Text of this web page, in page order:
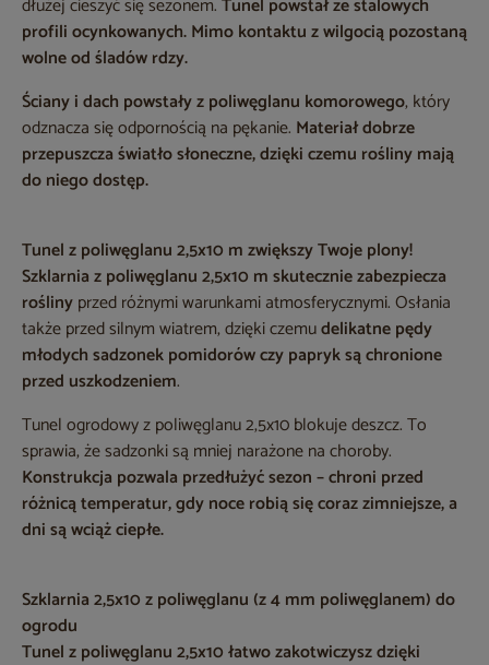
dłużej cieszyć się sezonem.Tunel powstał ze stalowych
profili ocynkowanych. Mimo kontaktu z wilgocią pozostaną
wolne od śladów rdzy.
Ściany i dach powstały z poliwęglanu komorowego, który
odznacza się odpornością na pękanie. Materiał dobrze
przepuszcza światło słoneczne, dzięki czemu rośliny mają
do niego dostęp.
Tunel z poliwęglanu 2,5x10 m zwiększy Twoje plony!
Szklarnia z poliwęglanu 2,5x10 mskutecznie zabezpiecza
roślinyprzed różnymi warunkami atmosferycznymi. Osłania
także przed silnym wiatrem, dzięki czemudelikatne pędy
młodych sadzonek pomidorów czy papryk są chronione
przed uszkodzeniem.
Tunel ogrodowy z poliwęglanu 2,5x10 blokuje deszcz. To
sprawia, że sadzonki są mniej narażone na choroby.
Konstrukcja pozwala przedłużyć sezon – chroni przed
różnicą temperatur, gdy noce robią się coraz zimniejsze, a
dni są wciąż ciepłe.
Szklarnia 2,5x10 z poliwęglanu (z 4 mm poliwęglanem) do
ogrodu
Tunel z poliwęglanu 2,5x10łatwo zakotwiczysz dzięki